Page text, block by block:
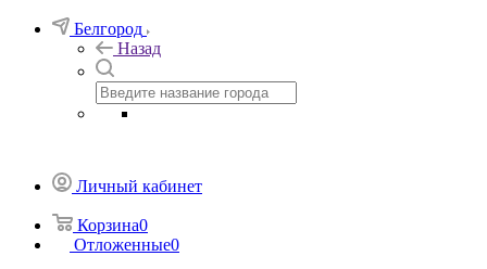
Белгород
Назад
Личный кабинет
Корзина0
Отложенные0